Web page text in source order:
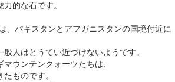
的な石です。
、パキスタンとアフガニスタンの国境付近に
人はとうてい近づけないようです。
ウンテンクォーツたちは、
ものです。